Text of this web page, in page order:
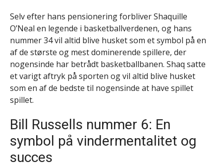
Selv efter hans pensionering forbliver Shaquille
O’Neal en legende i basketballverdenen, og hans
nummer 34 vil altid blive husket som et symbol på en
af de største og mest dominerende spillere, der
nogensinde har betrådt basketballbanen. Shaq satte
et varigt aftryk på sporten og vil altid blive husket
som en af de bedste til nogensinde at have spillet
spillet.
Bill Russells nummer 6: En
symbol på vindermentalitet og
succes